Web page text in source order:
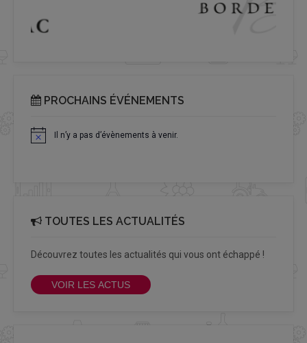
PROCHAINS ÉVÉNEMENTS
Notice Il n’y a pas d’évènements à venir.
TOUTES LES ACTUALITÉS
Découvrez toutes les actualités qui vous ont échappé !
VOIR LES ACTUS